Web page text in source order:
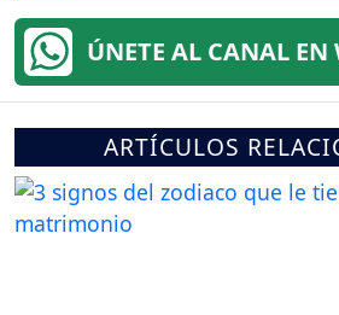
ÚNETE AL CANAL EN
ARTÍCULOS